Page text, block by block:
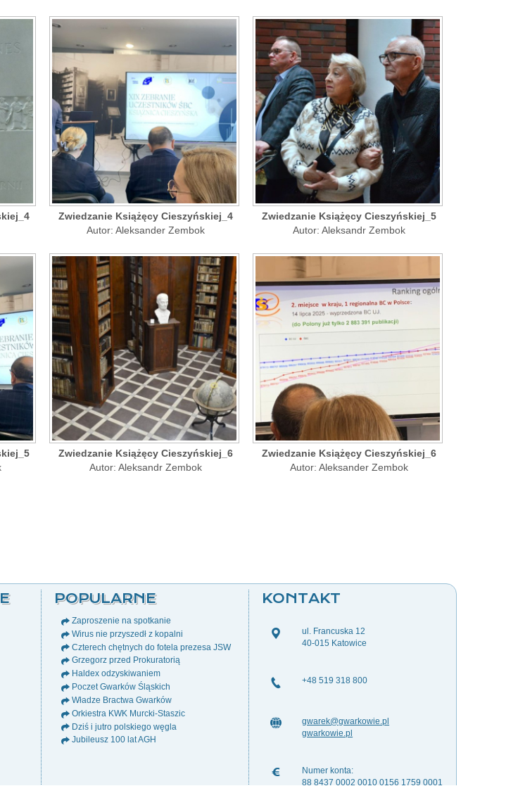
Zwiedzanie Książęcy Cieszyńskiej_4
Autor: Aleksander Zembok
Zwiedzanie Książęcy Cieszyńskiej_5
Autor: Aleksandr Zembok
Zwiedzanie Książęcy Cieszyńskiej_6
Autor: Aleksandr Zembok
Zwiedzanie Książęcy Cieszyńskiej_6
Autor: Aleksander Zembok
POPULARNE
Zaproszenie na spotkanie
Wirus nie przyszedł z kopalni
Czterech chętnych do fotela prezesa JSW
Grzegorz przed Prokuratorią
Haldex odzyskiwaniem
Poczet Gwarków Śląskich
Władze Bractwa Gwarków
Orkiestra KWK Murcki-Staszic
Dziś i jutro polskiego węgla
Jubileusz 100 lat AGH
KONTAKT
ul. Francuska 12
40-015 Katowice
+48 519 318 800
gwarek@gwarkowie.pl
gwarkowie.pl
Numer konta:
88 8437 0002 0010 0156 1759 0001